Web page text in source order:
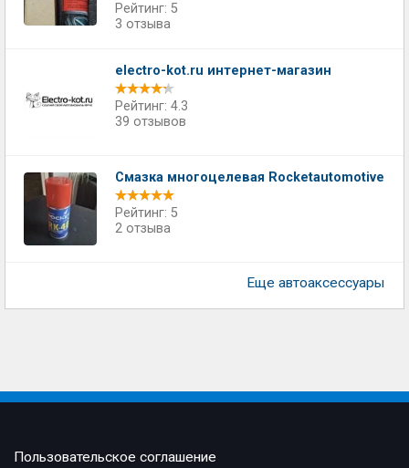
Рейтинг: 5
3 отзыва
electro-kot.ru интернет-магазин
Рейтинг: 4.3
39 отзывов
Смазка многоцелевая Rocketautomotive
Рейтинг: 5
2 отзыва
Еще автоаксессуары
Пользовательское соглашение